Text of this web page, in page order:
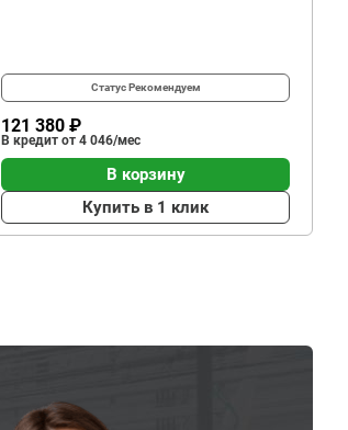
СтатусРекомендуем
121 380 ₽
В кредит от 4 046/мес
В корзину
Купить в 1 клик